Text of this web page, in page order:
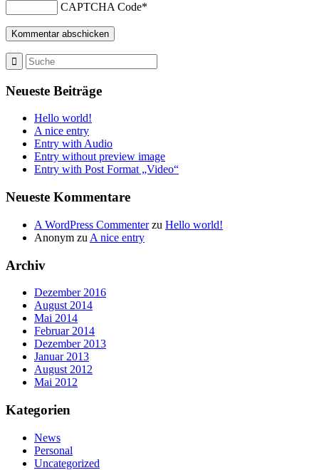
CAPTCHA Code*
Neueste Beiträge
Hello world!
A nice entry
Entry with Audio
Entry without preview image
Entry with Post Format „Video“
Neueste Kommentare
A WordPress Commenterzu Hello world!
Anonym zu A nice entry
Archiv
Dezember 2016
August 2014
Mai 2014
Februar 2014
Dezember 2013
Januar 2013
August 2012
Mai 2012
Kategorien
News
Personal
Uncategorized